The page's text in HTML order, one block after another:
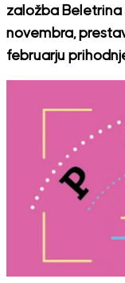
založba
novembra,
februarju